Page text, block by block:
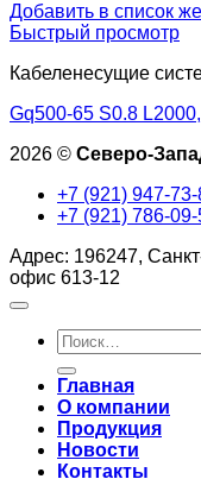
Добавить в список
Быстрый просмотр
Кабеленесущие
Gq500-65 S0.8
2026 © Северо-
+7 (921) 947-73-
+7 (921) 786-09-
Адрес: 196247,
офис 613-12
Искать:
Главная
О компании
Продукция
Новости
Контакты